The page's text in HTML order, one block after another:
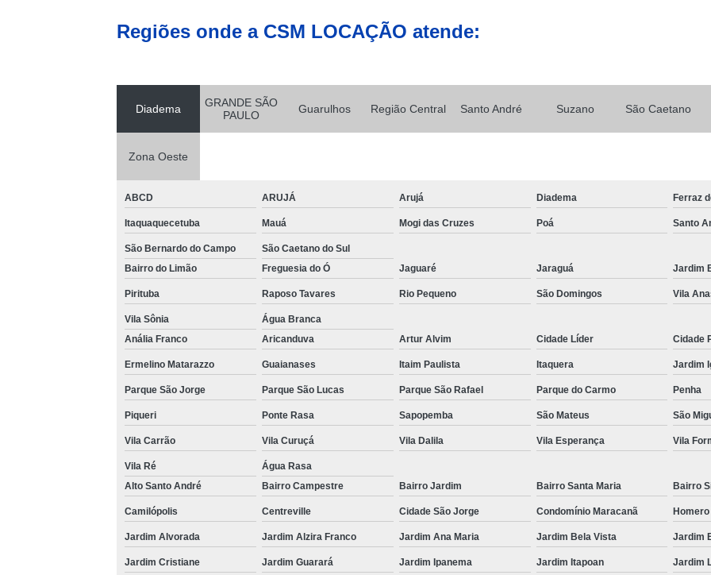
Caminhão Prancha com Munck
Caminhão Tipo Munck para
Locações de Munck
Locações de
Munck Locar
Munck para Locação
Aluguel de Munck 1
Aluguel de Munck para Cobertura
Aluguel de Munck para Remoção de
Aluguel de
Aluguel de Munck
Locação de
Locação de Caminhão Munck para
Locação de Munck para Remoção
Regiões onde a CSM LOCAÇÃO atende:
Diadema
GRANDE SÃO
PAULO
Guarulhos Região Central Santo André Suzano São Caetano
Zona Oeste
ABCD ARUJÁ Arujá Diadema Ferraz
Itaquaquecetuba Mauá Mogi das Cruzes Poá Santo
São Bernardo do Campo
São Caetano do Sul
Bairro do Limão
Freguesia do Ó Jaguaré Jaraguá Jardim
Pirituba Raposo Tavares Rio Pequeno São Domingos Vila
Vila Sônia
Água Branca
Anália Franco
Aricanduva Artur Alvim Cidade Líder Cidade
Ermelino Matarazzo Guaianases Itaim Paulista Itaquera Jardim
Parque São Jorge Parque São Lucas Parque São Rafael Parque do Carmo Penha
Piqueri Ponte Rasa Sapopemba São Mateus São
Vila Carrão Vila Curuçá Vila Dalila Vila Esperança Vila
Vila Ré
Água Rasa
Alto Santo André
Bairro Campestre Bairro Jardim Bairro Santa Maria Bairro
Camilópolis Centreville Cidade São Jorge Condomínio Maracanã Homero
Jardim Alvorada Jardim Alzira Franco Jardim Ana Maria Jardim Bela Vista Jardim
Jardim Cristiane Jardim Guarará Jardim Ipanema Jardim Itapoan Jardim